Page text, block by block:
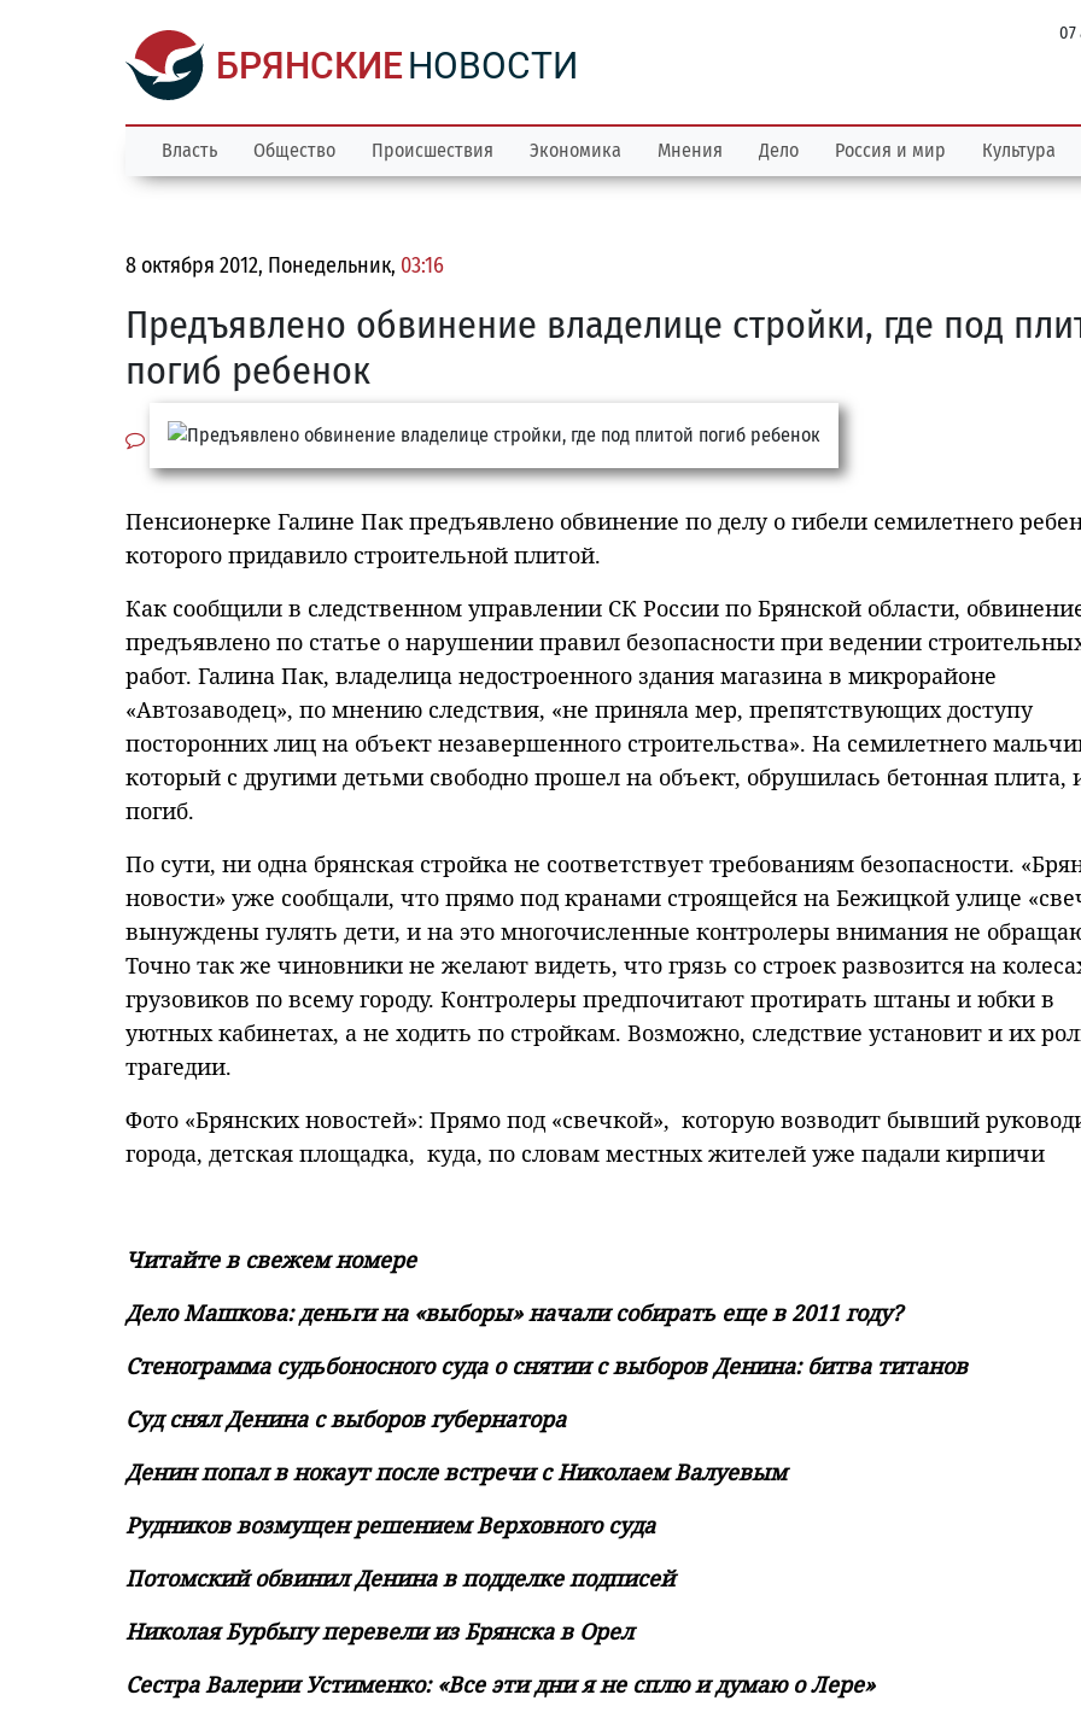
БРЯНСКИЕНОВОСТИ
07
Власть Общество Происшествия Экономика Мнения Дело Россия и мир Культура
8 октября 2012, Понедельник, 03:16
Предъявлено обвинение владелице стройки, где под
погиб ребенок
Пенсионерке Галине Пак предъявлено обвинение по делу о гибели семилетнего
которого придавило строительной плитой.
Как сообщили в следственном управлении СК России по Брянской области,
предъявлено по статье о нарушении правил безопасности при ведении
работ. Галина Пак, владелица недостроенного здания магазина в микрорайоне
«Автозаводец», по мнению следствия, «не приняла мер, препятствующих доступу
посторонних лиц на объект незавершенного строительства». На семилетнего
который с другими детьми свободно прошел на объект, обрушилась бетонная плита,
погиб.
По сути, ни одна брянская стройка не соответствует требованиям безопасности.
новости» уже сообщали, что прямо под кранами строящейся на Бежицкой улице
вынуждены гулять дети, и на это многочисленные контролеры внимания не
Точно так же чиновники не желают видеть, что грязь со строек развозится на
грузовиков по всему городу. Контролеры предпочитают протирать штаны и юбки в
уютных кабинетах, а не ходить по стройкам. Возможно, следствие установит и их
трагедии.
Фото «Брянских новостей»: Прямо под «свечкой», которую возводит бывший
города, детская площадка, куда, по словам местных жителей уже падали кирпичи
Читайте в свежем номере
Дело Машкова: деньги на «выборы» начали собирать еще в 2011 году?
Стенограмма судьбоносного суда о снятии с выборов Денина: битва титанов
Суд снял Денина с выборов губернатора
Денин попал в нокаут после встречи с Николаем Валуевым
Рудников возмущен решением Верховного суда
Потомский обвинил Денина в подделке подписей
Николая Бурбыгу перевели из Брянска в Орел
Сестра Валерии Устименко: «Все эти дни я не сплю и думаю о Лере»